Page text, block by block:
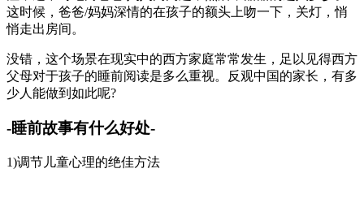
这时候，爸爸/妈妈深情的在孩子的额头上吻一下，关灯，悄
悄走出房间。
没错，这个场景在现实中的西方家庭常常发生，足以见得西方
父母对于孩子的睡前阅读是多么重视。反观中国的家长，有多
少人能做到如此呢?
-睡前故事有什么好处-
1)调节儿童心理的绝佳方法